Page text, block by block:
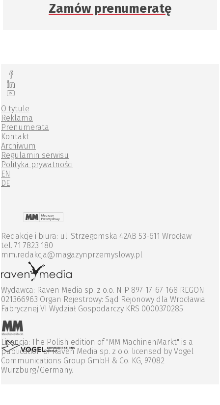
Zamów prenumeratę
O tytule
Reklama
Prenumerata
Kontakt
Archiwum
Regulamin serwisu
Polityka prywatności
EN
DE
Redakcje i biura: ul. Strzegomska 42AB 53-611 Wrocław
tel. 71 7823 180
mm.redakcja@magazynprzemyslowy.pl
Wydawca: Raven Media sp. z o.o. NIP 897-17-67-168 REGON
021366963 Organ Rejestrowy: Sąd Rejonowy dla Wrocławia
Fabrycznej VI Wydział Gospodarczy KRS 0000370285
Licencja: The Polish edition of "MM MachinenMarkt" is a
publication of Raven Media sp. z o.o. licensed by Vogel
Communications Group GmbH & Co. KG, 97082
Wurzburg/Germany.